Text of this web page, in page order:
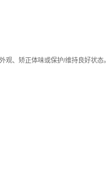
、矫正体味或保护/维持良好状态。